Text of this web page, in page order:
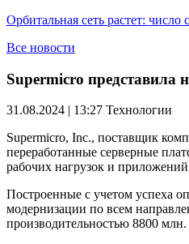
Орбитальная сеть растет:
Все новости
Supermicro представила
31.08.2024 | 13:27 Технологии
Supermicro, Inc., поставщик
переработанные серверные
рабочих нагрузок и
Построенные с учетом успеха
модернизации по всем
производительностью 8800